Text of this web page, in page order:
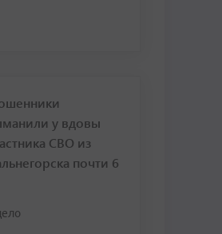
у вдовы
СВО из
почти 6